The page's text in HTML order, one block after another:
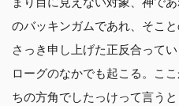
のバッキンガムであれ、そこ
さっき申し上げた正反合って
ローグのなかでも起こる。こ
ちの方角でしたっけって言う